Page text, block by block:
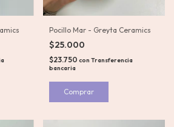
Pocillo Mar - Greyta Ceramics
$25.000
$23.750 con Transferencia
bancaria